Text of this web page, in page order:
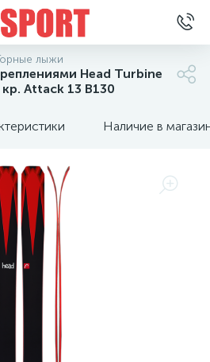
лыжи
Head Turbine
кр. Attack 13 B130
Наличие в